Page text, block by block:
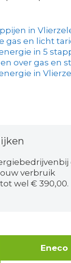
in
gas en licht
in 5
over gas en
in
verbruik
wel € 390,00.
Eneco